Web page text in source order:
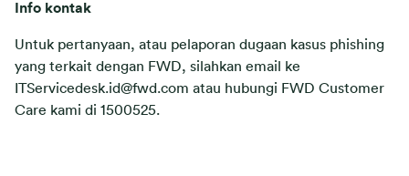
Info kontak
Untuk pertanyaan, atau pelaporan dugaan kasus phishing
yang terkait dengan FWD, silahkan email ke
ITServicedesk.id@fwd.com atau hubungi FWD Customer
Care kami di 1500525.